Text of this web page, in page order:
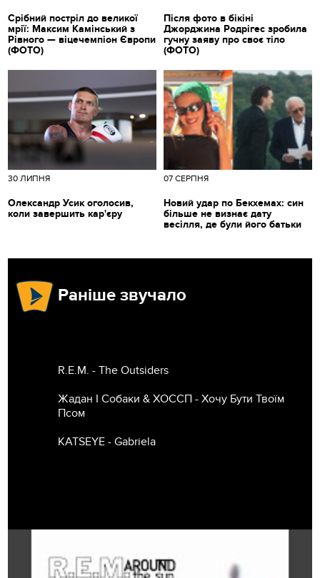
Срібний постріл до великої
мрії: Максим Камінський з
Рівного — віцечемпіон Європи
(ФОТО)
Після фото в бікіні
Джорджина Родрігес зробила
гучну заяву про своє тіло
(ФОТО)
30 ЛИПНЯ
Олександр Усик оголосив,
коли завершить кар'єру
07 СЕРПНЯ
Новий удар по Бекхемах: син
більше не визнає дату
весілля, де були його батьки
Раніше звучало
R.E.M. - The Outsiders
Жадан І Собаки & ХОССП - Хочу Бути Твоїм
Псом
KATSEYE - Gabriela